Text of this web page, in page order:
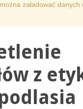
załadować danych
z